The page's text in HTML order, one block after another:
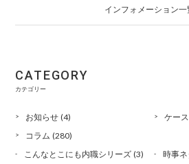
インフォメーション
CATEGORY
カテゴリー
お知らせ(4) ケー
コラム (280)
こんなとこにも内職シリーズ(3) 時事